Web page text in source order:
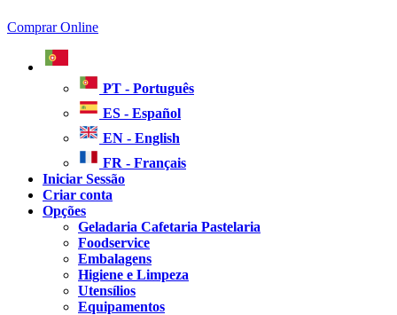
Comprar Online
PT - Português
ES - Español
EN - English
FR - Français
Iniciar Sessão
Criar conta
Opções
Geladaria Cafetaria Pastelaria
Foodservice
Embalagens
Higiene e Limpeza
Utensílios
Equipamentos